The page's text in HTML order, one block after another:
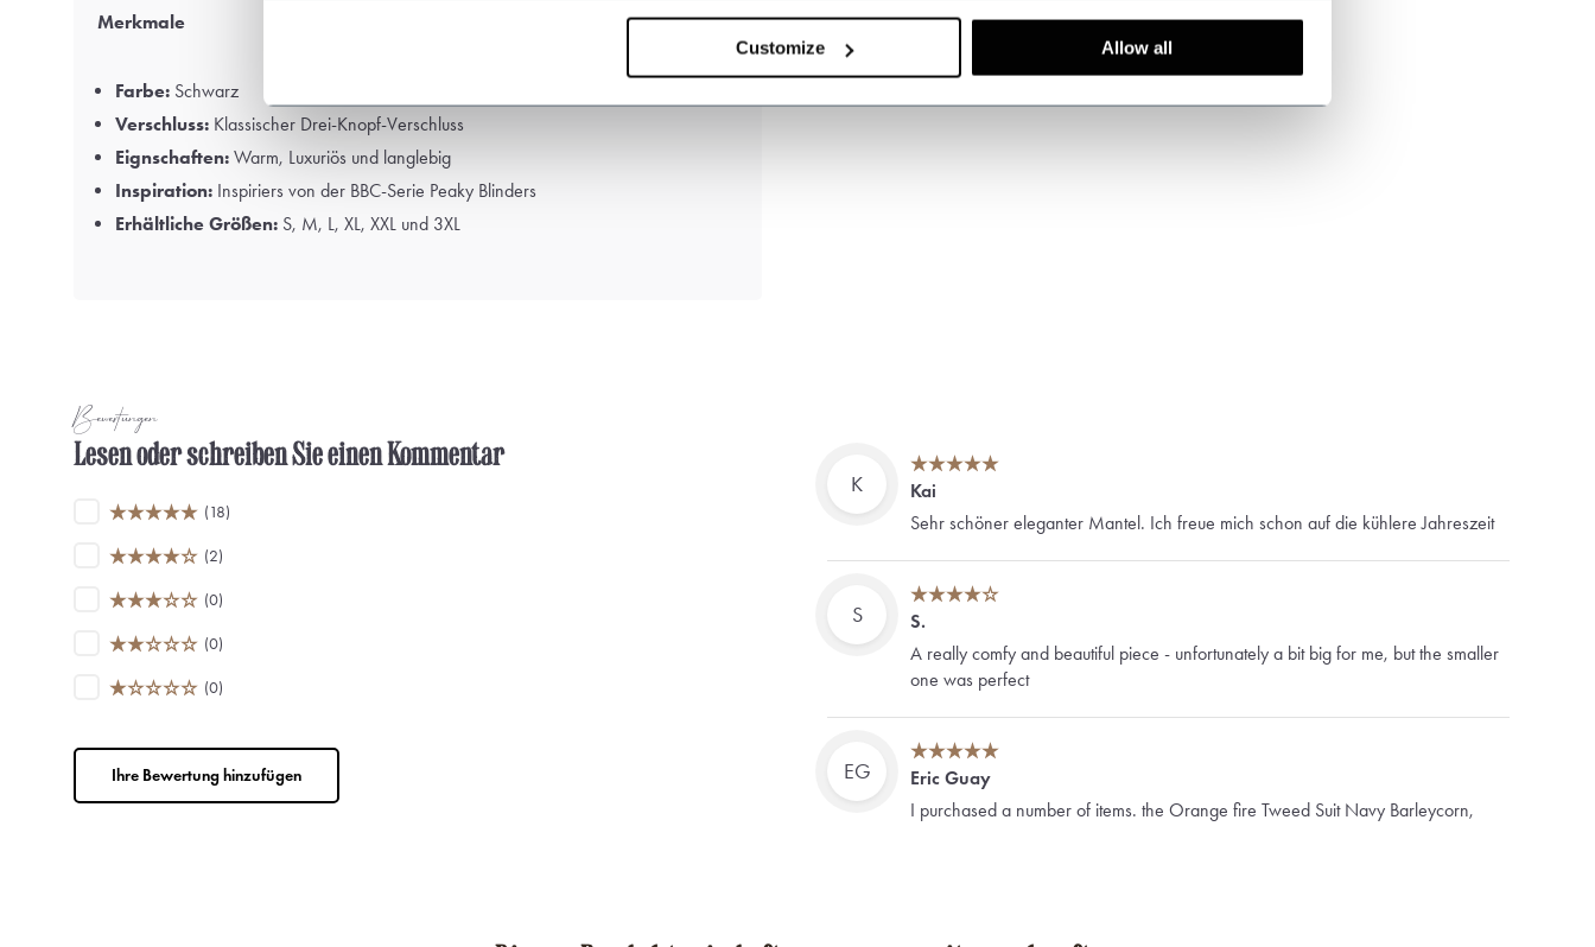
Customize Allow all
Merkmale
Farbe: Schwarz
Verschluss: Klassischer Drei-Knopf-Verschluss
Eignschaften: Warm, Luxuriös und langlebig
Inspiration: Inspiriers von der BBC-Serie Peaky Blinders
Erhältliche Größen: S, M, L, XL, XXL und 3XL
Bewertungen
Lesen oder schreiben Sie einen Kommentar
(18)
(2)
(0)
(0)
(0)
Ihre Bewertung hinzufügen
K
Kai
Sehr schöner eleganter Mantel. Ich freue mich schon auf die kühlere Jahreszeit
S
S.
A really comfy and beautiful piece - unfortunately a bit big for me, but the smaller
one was perfect
EG
Eric Guay
I purchased a number of items. the Orange fire Tweed Suit Navy Barleycorn,
only 2 hours later) Absolutely would recommend the company and clothing.